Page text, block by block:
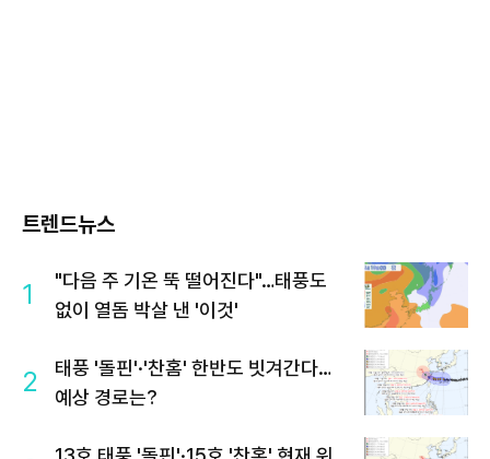
트렌드뉴스
1
"다음 주 기온 뚝 떨어진다"…태풍도
없이 열돔 박살 낸 '이것'
2
태풍 '돌핀'·'찬홈' 한반도 빗겨간다…
예상 경로는?